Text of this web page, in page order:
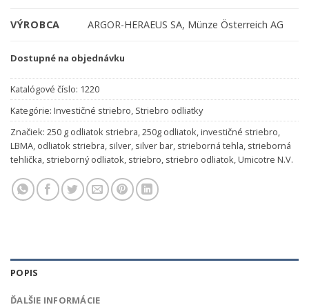
VÝROBCA ARGOR-HERAEUS SA, Münze Österreich AG
Dostupné na objednávku
Katalógové číslo: 1220
Kategórie: Investičné striebro, Striebro odliatky
Značiek: 250 g odliatok striebra,250g odliatok,investičné striebro,
LBMA, odliatok striebra, silver, silver bar, strieborná tehla, strieborná
tehlička, strieborný odliatok, striebro, striebro odliatok,Umicotre N.V.
POPIS
ĎALŠIE INFORMÁCIE